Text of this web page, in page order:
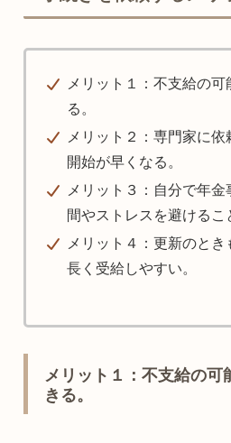
メリット１：不支給の
る。
メリット２：専門家に
開始が早くなる。
メリット３：自分で年
間やストレスを避けるこ
メリット４：更新のとき
長く受給しやすい。
メリット１：不支給の可
きる。